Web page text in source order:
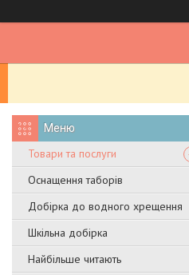
Товари та послуги
Оснащення таборів
Добірка до водного хрещення
Шкільна добірка
Найбільше читають